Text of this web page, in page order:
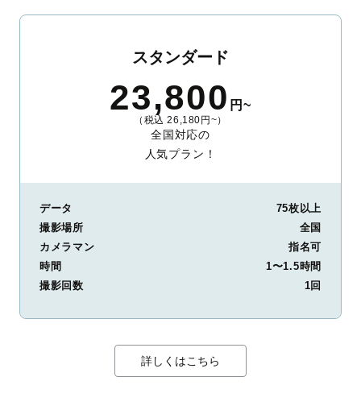
験をお届けします。
整。自然な雰囲気を残しつつも、おしゃれで洗練された仕上がり
に。きっと「こんな写真を撮ってほしかった！」と思える一枚に
出会えます。まずは、ラブグラフの撮影事例
スタンダード
23,800 円~
（税込 26,180円~）
全国対応の
人気プラン！
データ
75枚以上
撮影場所
全国
カメラマン
指名可
時間
1〜1.5時間
撮影回数
1回
詳しくはこちら